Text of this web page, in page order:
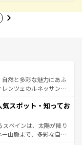
然と多彩な魅力にあふ
ンツェのルネッサンス
やアマルフィ海岸の絶
光の合間には、本場の
料理を堪能することも
、すべての瞬間を楽し
スポット・知ってお
ペインは、太陽が降り
山脈まで、多彩な自然